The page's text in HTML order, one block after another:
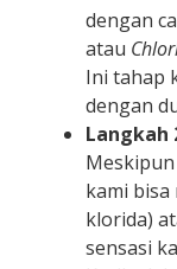
dengan
atau
Ini tahap
dengan
Langkah
kami
klorida)
sensasi